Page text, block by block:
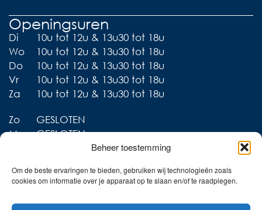
Beheer toestemming
Om de beste ervaringen te bieden, gebruiken wij technologieën zoals
cookies om informatie over je apparaat op te slaan en/of te raadplegen.
Openingsuren
Di
10u tot 12u & 13u30 tot 18u
Wo
10u tot 12u & 13u30 tot 18u
Do
10u tot 12u & 13u30 tot 18u
Vr
10u tot 12u & 13u30 tot 18u
Za
10u tot 12u & 13u30 tot 18u
Zo
GESLOTEN
Ma
GESLOTEN